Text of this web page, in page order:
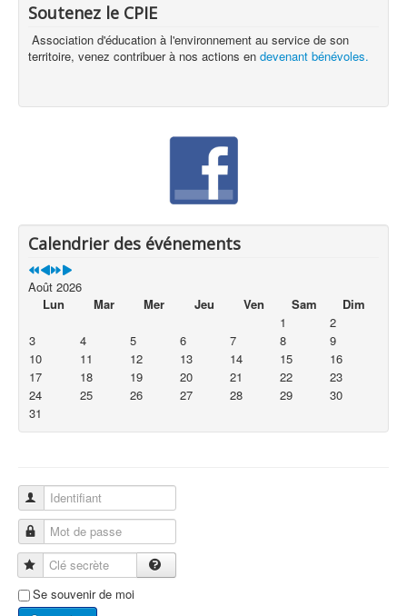
Soutenez le CPIE
Association d'éducation à l'environnement au service de son
territoire, venez contribuer à nos actions en devenant bénévoles.
Calendrier des événements
Août 2026
Lun
Mar Mer Jeu Ven Sam
Dim
1
2
3
4 5 6 7 8
9
10
11 12 13 14 15
16
17
18 19 20 21 22
23
24
25 26 27 28 29
30
31
Identifiant
Mot de passe
Clé secrète
Se souvenir de moi